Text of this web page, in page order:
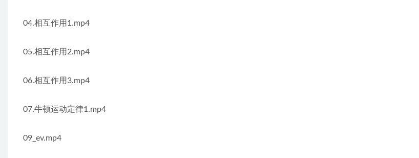
04.相互作用1.mp4
05.相互作用2.mp4
06.相互作用3.mp4
07.牛顿运动定律1.mp4
09_ev.mp4